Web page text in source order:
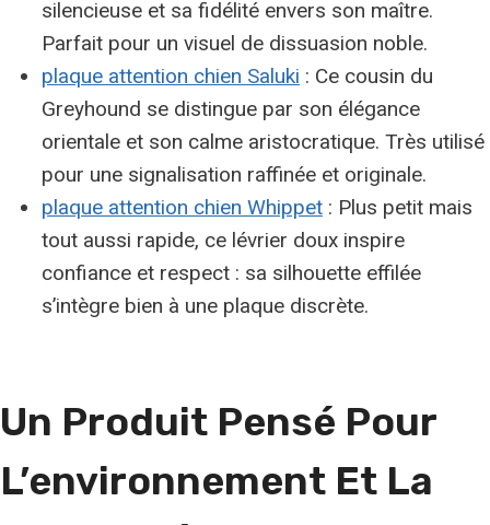
silencieuse et sa fidélité envers son maître.
Parfait pour un visuel de dissuasion noble.
plaque attention chien Saluki : Ce cousin du
Greyhound se distingue par son élégance
orientale et son calme aristocratique. Très utilisé
pour une signalisation raffinée et originale.
plaque attention chien Whippet : Plus petit mais
tout aussi rapide, ce lévrier doux inspire
confiance et respect : sa silhouette effilée
s’intègre bien à une plaque discrète.
Un Produit Pensé Pour
L’environnement Et La